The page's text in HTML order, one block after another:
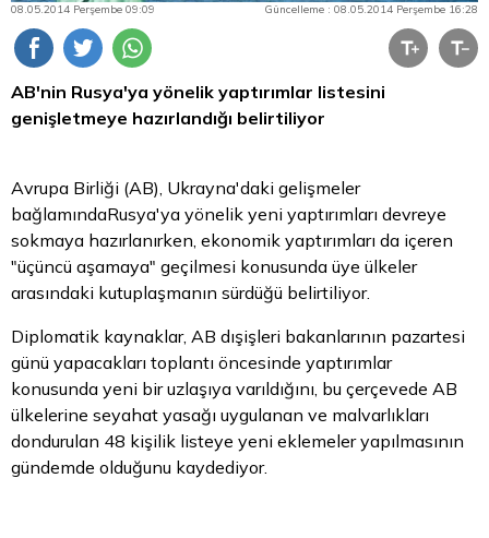
08.05.2014 Perşembe 09:09 Güncelleme : 08.05.2014 Perşembe 16:28
AB'nin Rusya'ya yönelik yaptırımlar listesini
genişletmeye hazırlandığı belirtiliyor
Avrupa Birliği (AB), Ukrayna'daki gelişmeler
bağlamındaRusya'ya yönelik yeni yaptırımları devreye
sokmaya hazırlanırken, ekonomik yaptırımları da içeren
"üçüncü aşamaya" geçilmesi konusunda üye ülkeler
arasındaki kutuplaşmanın sürdüğü belirtiliyor.
Diplomatik kaynaklar, AB dışişleri bakanlarının pazartesi
günü yapacakları toplantı öncesinde yaptırımlar
konusunda yeni bir uzlaşıya varıldığını, bu çerçevede AB
ülkelerine seyahat yasağı uygulanan ve malvarlıkları
dondurulan 48 kişilik listeye yeni eklemeler yapılmasının
gündemde olduğunu kaydediyor.